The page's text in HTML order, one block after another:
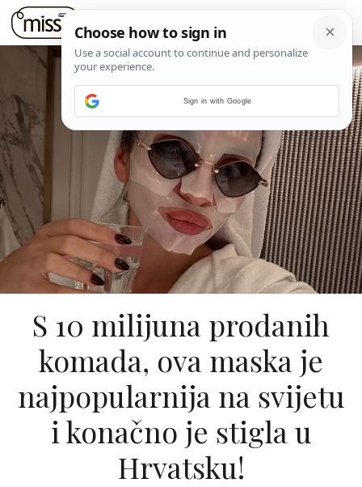
S 10 milijuna prodanih
komada, ova maska je
najpopularnija na svijetu
i konačno je stigla u
Hrvatsku!
Sign in with Google